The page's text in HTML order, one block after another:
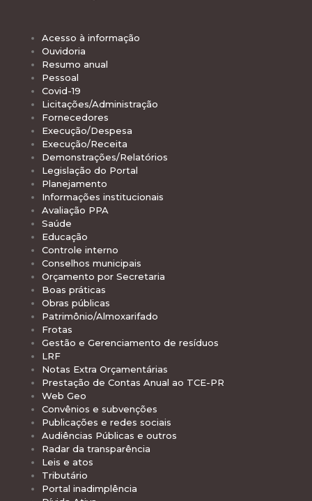
Acesso à informação
Ouvidoria
Resumo anual
Pessoal
Covid-19
Licitações/Administração
Fornecedores
Execução/Despesa
Execução/Receita
Demonstrações/Relatórios
Legislação do Portal
Planejamento
Informações institucionais
Avaliação PPA
Saúde
Educação
Controle interno
Conselhos municipais
Orçamento por Secretaria
Boas práticas
Obras públicas
Patrimônio/Almoxarifado
Frotas
Gestão e Gerenciamento de resíduos
LRF
Notas Extra Orçamentárias
Prestação de Contas Anual ao TCE-PR
Web Geo
Convênios e subvenções
Publicações e redes sociais
Audiências Públicas e outros
Radar da transparência
Leis e atos
Tributário
Portal inadimplência